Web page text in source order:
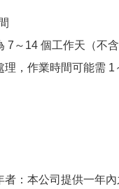
7～14 個工作天（不
理，作業時間可能需 1
者：本公司提供一年